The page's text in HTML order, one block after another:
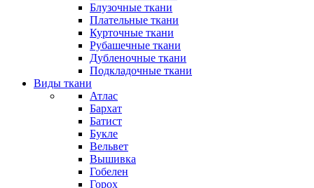
Блузочные ткани
Плательные ткани
Курточные ткани
Рубашечные ткани
Дубленочные ткани
Подкладочные ткани
Виды ткани
Атлас
Бархат
Батист
Букле
Вельвет
Вышивка
Гобелен
Горох